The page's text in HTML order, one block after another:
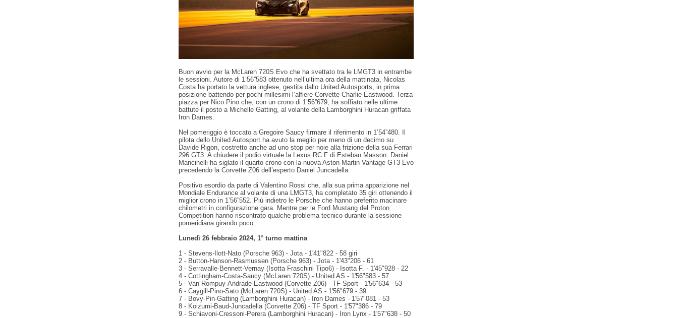
Buon avvio per la McLaren 720S Evo che ha svettato tra le LMGT3 in entrambe
le sessioni. Autore di 1’56”583 ottenuto nell’ultima ora della mattinata, Nicolas
Costa ha portato la vettura inglese, gestita dallo United Autosports, in prima
posizione battendo per pochi millesimi l’alfiere Corvette Charlie Eastwood. Terza
piazza per Nico Pino che, con un crono di 1’56”679, ha soffiato nelle ultime
battute il posto a Michelle Gatting, al volante della Lamborghini Huracan griffata
Iron Dames.
Nel pomeriggio è toccato a Gregoire Saucy firmare il riferimento in 1’54”480. Il
pilota dello United Autosport ha avuto la meglio per meno di un decimo su
Davide Rigon, costretto anche ad uno stop per noie alla frizione della sua Ferrari
296 GT3. A chiudere il podio virtuale la Lexus RC F di Esteban Masson. Daniel
Mancinelli ha siglato il quarto crono con la nuova Aston Martin Vantage GT3 Evo
precedendo la Corvette Z06 dell’esperto Daniel Juncadella.
Positivo esordio da parte di Valentino Rossi che, alla sua prima apparizione nel
Mondiale Endurance al volante di una LMGT3, ha completato 35 giri ottenendo il
miglior crono in 1’56”552. Più indietro le Porsche che hanno preferito macinare
chilometri in configurazione gara. Mentre per le Ford Mustang del Proton
Competition hanno riscontrato qualche problema tecnico durante la sessione
pomeridiana girando poco.
Lunedì 26 febbraio 2024, 1° turno mattina
1 - Stevens-Ilott-Nato (Porsche 963) - Jota - 1'41"822 - 58 giri
2 - Button-Hanson-Rasmussen (Porsche 963) - Jota - 1'43"206 - 61
3 - Serravalle-Bennett-Vernay (Isotta Fraschini Tipo6) - Isotta F. - 1'45"928 - 22
4 - Cottingham-Costa-Saucy (McLaren 720S) - United AS - 1'56"583 - 57
5 - Van Rompuy-Andrade-Eastwood (Corvette Z06) - TF Sport - 1'56"634 - 53
6 - Caygill-Pino-Sato (McLaren 720S) - United AS - 1'56"679 - 39
7 - Bovy-Pin-Gatting (Lamborghini Huracan) - Iron Dames - 1'57"081 - 53
8 - Koizumi-Baud-Juncadella (Corvette Z06) - TF Sport - 1'57"386 - 79
9 - Schiavoni-Cressoni-Perera (Lamborghini Huracan) - Iron Lynx - 1'57"638 - 50